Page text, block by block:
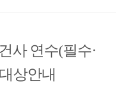
사 연수(필수·
상안내